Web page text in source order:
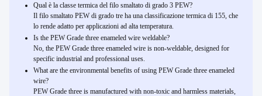
Qual è la classe termica del filo smaltato di grado 3 PEW?
Il filo smaltato PEW di grado tre ha una classificazione termica di 155, che
lo rende adatto per applicazioni ad alta temperatura.
Is the PEW Grade three enameled wire weldable?
No, the PEW Grade three enameled wire is non-weldable, designed for
specific industrial and professional uses.
What are the environmental benefits of using PEW Grade three enameled
wire?
PEW Grade three is manufactured with non-toxic and harmless materials,